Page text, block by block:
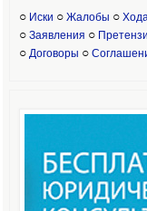
○ Иски ○ Жалобы ○
○ Заявления ○
○ Договоры ○